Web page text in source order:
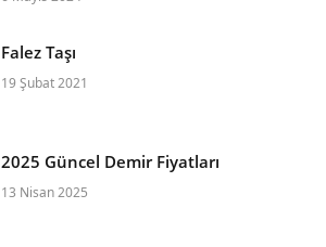
Falez Taşı
19 Şubat 2021
2025 Güncel Demir Fiyatları
13 Nisan 2025